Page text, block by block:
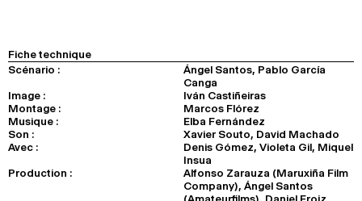
Fiche technique
Scénario :
Ángel Santos, Pablo García
Canga
Image :
Iván Castiñeiras
Montage :
Marcos Flórez
Musique :
Elba Fernández
Son :
Xavier Souto, David Machado
Avec :
Denis Gómez, Violeta Gil, Miquel
Insua
Production :
Alfonso Zarauza (Maruxiña Film
Company), Ángel Santos
(Amateurfilms), Daniel Froiz